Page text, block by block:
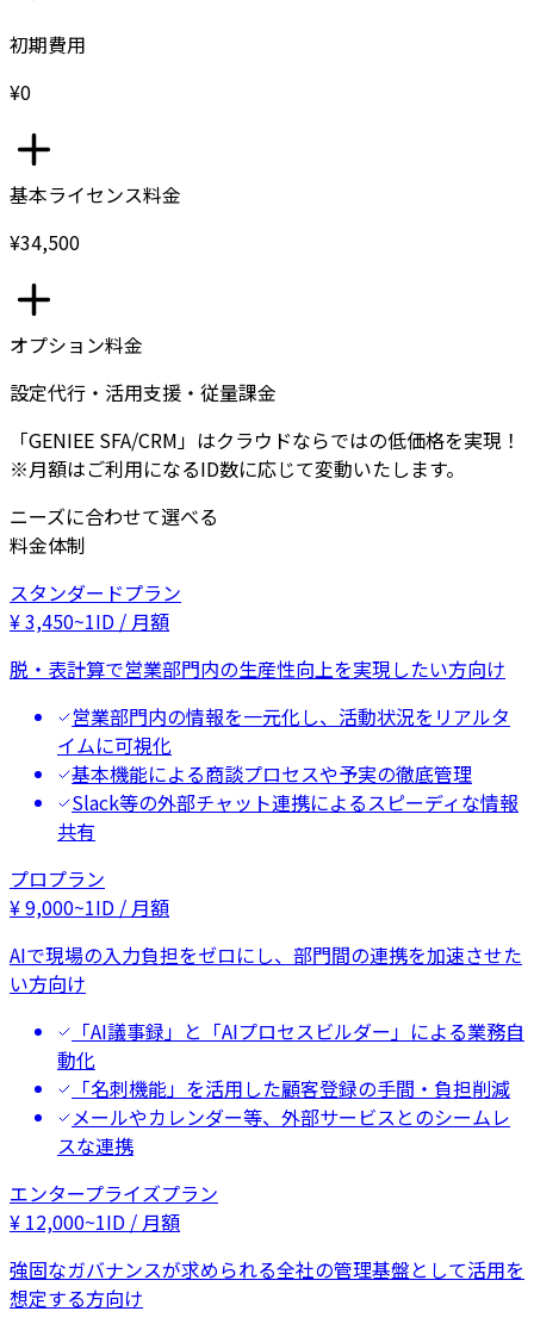
初期費用
¥0
基本ライセンス料金
¥34,500
オプション料金
設定代行・活用支援・従量課金
「GENIEE SFA/CRM」はクラウドならではの低価格を実現！
※月額はご利用になるID数に応じて変動いたします。
ニーズに合わせて選べる
料金体制
スタンダードプラン
¥3,450~1ID / 月額
脱・表計算で営業部門内の生産性向上を実現したい方向け
営業部門内の情報を一元化し、活動状況をリアルタ
イムに可視化
基本機能による商談プロセスや予実の徹底管理
Slack等の外部チャット連携によるスピーディな情報
共有
プロプラン
¥9,000~1ID / 月額
AIで現場の入力負担をゼロにし、部門間の連携を加速させた
い方向け
「AI議事録」と「AIプロセスビルダー」による業務自
動化
「名刺機能」を活用した顧客登録の手間・負担削減
メールやカレンダー等、外部サービスとのシームレ
スな連携
エンタープライズプラン
¥ 12,000~1ID / 月額
強固なガバナンスが求められる全社の管理基盤として活用を
想定する方向け